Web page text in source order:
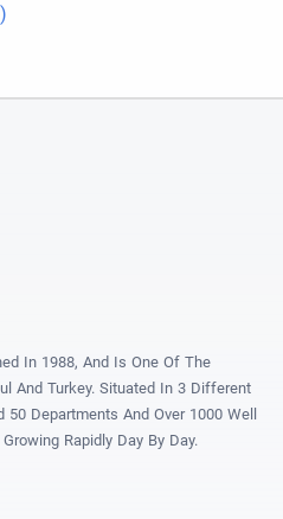
In 1988, And Is One Of The
And Turkey. Situated In 3 Different
Departments And Over 1000 Well
Rapidly Day By Day.